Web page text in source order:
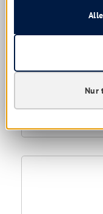
Sofort verfügbar,
Nur